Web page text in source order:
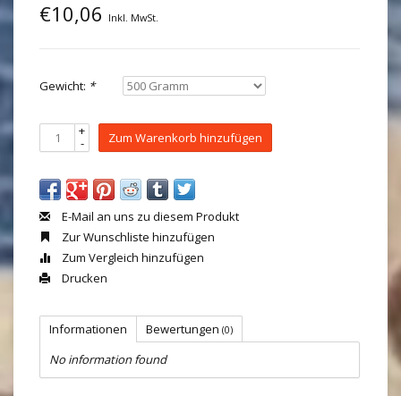
€10,06 Inkl. MwSt.
Gewicht: *
+
- Zum Warenkorb hinzufügen
E-Mail an uns zu diesem Produkt
Zur Wunschliste hinzufügen
Zum Vergleich hinzufügen
Drucken
Informationen Bewertungen (0)
No information found